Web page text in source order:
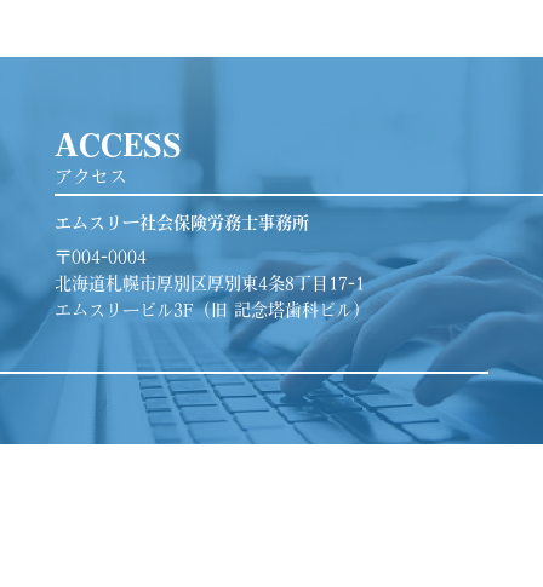
ACCESS
アクセス
エムスリー社会保険労務士事務所
〒004-0004
北海道札幌市厚別区厚別東4条8丁目17-1
エムスリービル3F（旧 記念塔歯科ビル）